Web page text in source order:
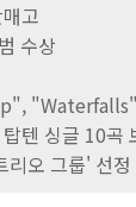
고
수상
텐 싱글 10곡
리오 그룹' 선정